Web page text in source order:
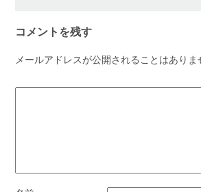
コメントを残す
メールアドレスが公開されることはありま